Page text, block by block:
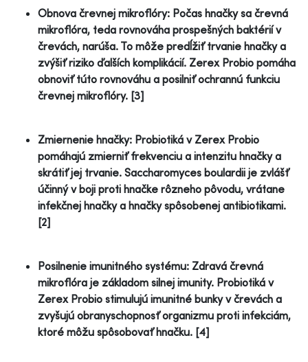
Obnova črevnej mikroflóry: Počas hnačky sa črevná
mikroflóra, teda rovnováha prospešných baktérií v
črevách, narúša. To môže predĺžiť trvanie hnačky a
zvýšiť riziko ďalších komplikácií. Zerex Probio pomáha
obnoviť túto rovnováhu a posilniť ochrannú funkciu
črevnej mikroflóry. [3]
Zmiernenie hnačky: Probiotiká v Zerex Probio
pomáhajú zmierniť frekvenciu a intenzitu hnačky a
skrátiť jej trvanie. Saccharomyces boulardii je zvlášť
účinný v boji proti hnačke rôzneho pôvodu, vrátane
infekčnej hnačky a hnačky spôsobenej antibiotikami.
[2]
Posilnenie imunitného systému: Zdravá črevná
mikroflóra je základom silnej imunity. Probiotiká v
Zerex Probio stimulujú imunitné bunky v črevách a
zvyšujú obranyschopnosť organizmu proti infekciám,
ktoré môžu spôsobovať hnačku. [4]